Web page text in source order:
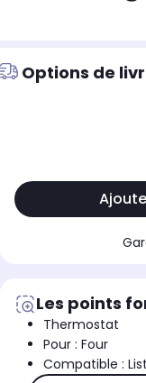
Options de
Les points
Thermostat
Pour : Four
Compatible :